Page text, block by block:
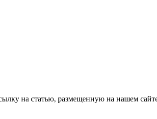
на статью, размещенную на нашем